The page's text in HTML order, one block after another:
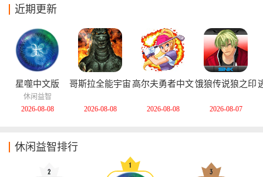
近期更新
星噬中文版
休闲益智
2026-08-08
哥斯拉全能宇宙
2026-08-08
高尔夫勇者中文
2026-08-08
饿狼传说狼之印
2026-08-07
休闲益智排行